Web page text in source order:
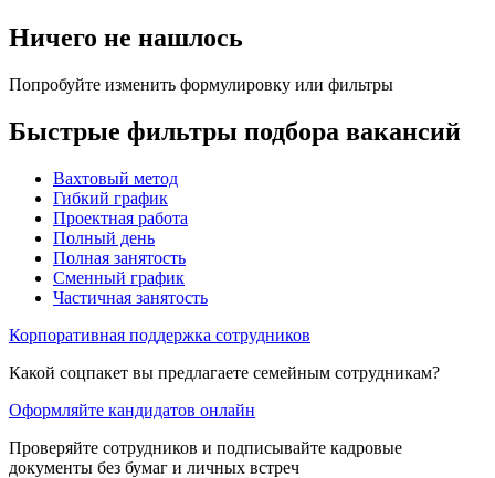
Ничего не нашлось
Попробуйте изменить формулировку или фильтры
Быстрые фильтры подбора вакансий
Вахтовый метод
Гибкий график
Проектная работа
Полный день
Полная занятость
Сменный график
Частичная занятость
Корпоративная поддержка сотрудников
Какой соцпакет вы предлагаете семейным сотрудникам?
Оформляйте кандидатов онлайн
Проверяйте сотрудников и подписывайте кадровые
документы без бумаг и личных встреч